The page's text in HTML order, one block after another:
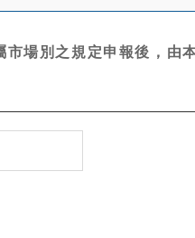
市場別之規定申報後，